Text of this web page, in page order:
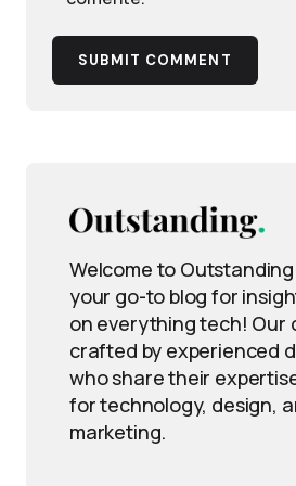
SUBMIT COMMENT
Welcome to
your go-to blog for
on everything tech! Our
crafted by experienced
who share their
for technology, design,
marketing.